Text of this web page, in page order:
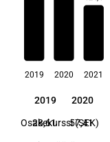
2019 2020 2021
2019 2020
2019 2020
Osakekurssi (SEK)
28,61 57,41